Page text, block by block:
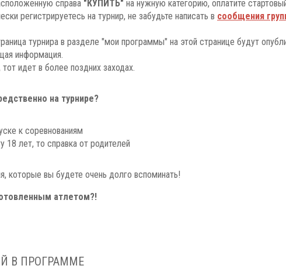
справа "КУПИТЬ" на нужную категорию, оплатите
регистрируетесь на турнир, не забудьте написать в сообщения
турнира в разделе "мои программы" на этой странице будут
информация.
идет в более поздних заходах.
на турнире?
к соревнованиям
18 лет, то справка от родителей
которые вы будете очень долго вспоминать!
атлетом?!
В ПРОГРАММЕ